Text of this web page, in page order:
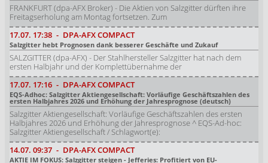
FRANKFURT (dpa-AFX Broker) - Die Aktien von Salzgitter dürften ihre
Freitagserholung am Montag fortsetzen. Zum
17.07. 17:38 - DPA-AFX COMPACT
Salzgitter hebt Prognosen dank besserer Geschäfte und Zukauf
SALZGITTER (dpa-AFX) - Der Stahlhersteller Salzgitter hat nach dem
ersten Halbjahr und der Komplettübernahme der
17.07. 17:16 - DPA-AFX COMPACT
EQS-Adhoc: Salzgitter Aktiengesellschaft: Vorläufige Geschäftszahlen des
ersten Halbjahres 2026 und Erhöhung der Jahresprognose (deutsch)
Salzgitter Aktiengesellschaft: Vorläufige Geschäftszahlen des ersten
Halbjahres 2026 und Erhöhung der Jahresprognose ^ EQS-Ad-hoc:
Salzgitter Aktiengesellschaft / Schlagwort(e):
14.07. 09:37 - DPA-AFX COMPACT
AKTIE IM FOKUS: Salzgitter steigen - Jefferies: Profitiert von EU-